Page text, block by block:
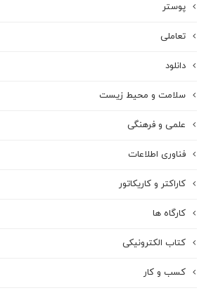
پوستر
تعاملی
دانلود
سلامت و محیط زیست
علمی و فرهنگی
فناوری اطلاعات
کاراکتر و کاریکاتور
کارگاه ها
کتاب الکترونیکی
کسب و کار